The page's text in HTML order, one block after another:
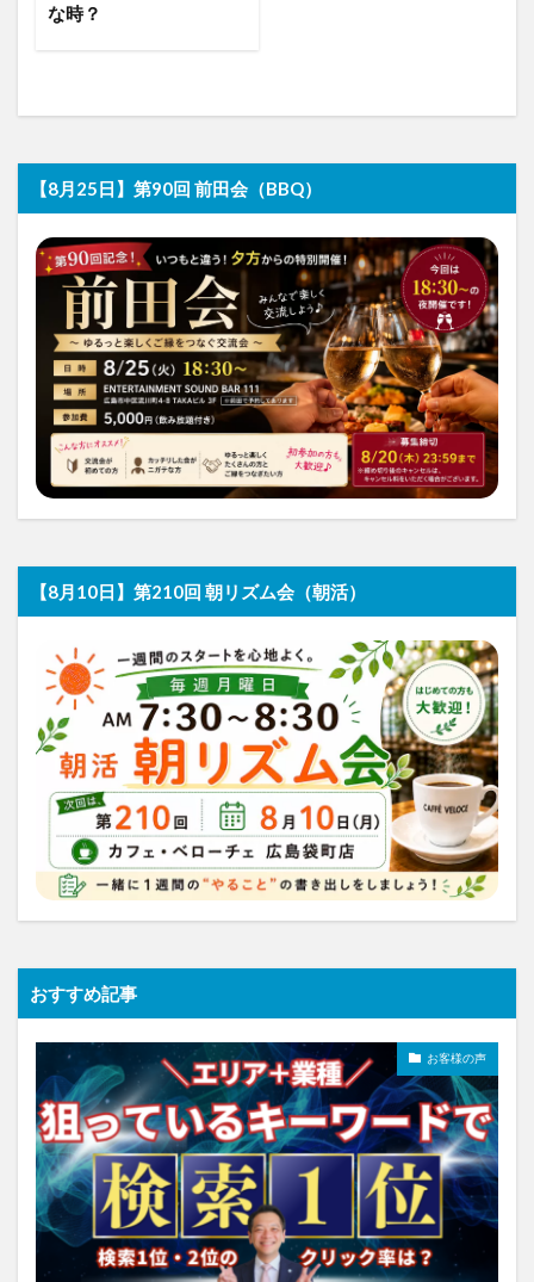
な時？
【8月25日】第90回 前田会（BBQ）
【8月10日】第210回 朝リズム会（朝活）
おすすめ記事
お客様の声